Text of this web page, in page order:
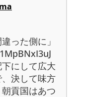
った側に」
にして広大
決して味方
貢国はあつ